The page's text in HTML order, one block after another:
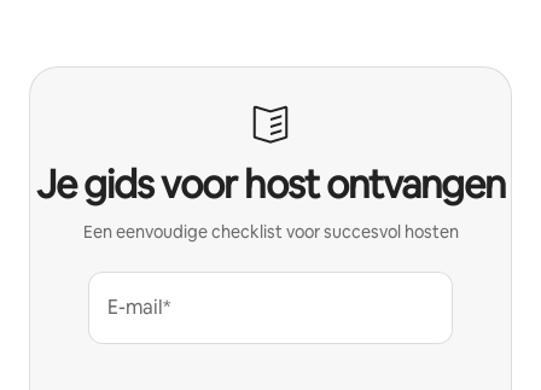
Je gids voor host ontvangen
Een eenvoudige checklist voor succesvol hosten
E-mail*